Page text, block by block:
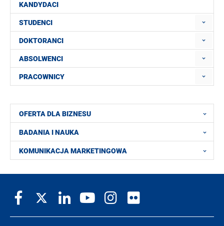
KANDYDACI
STUDENCI
DOKTORANCI
ABSOLWENCI
PRACOWNICY
OFERTA DLA BIZNESU
BADANIA I NAUKA
KOMUNIKACJA MARKETINGOWA